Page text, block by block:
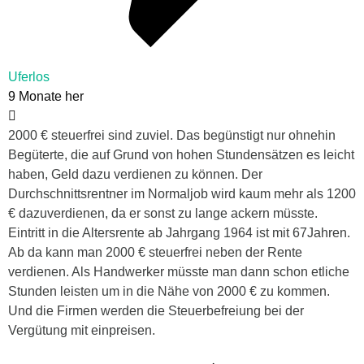
Uferlos
9 Monate her
2000 € steuerfrei sind zuviel. Das begünstigt nur ohnehin
Begüterte, die auf Grund von hohen Stundensätzen es leicht
haben, Geld dazu verdienen zu können. Der
Durchschnittsrentner im Normaljob wird kaum mehr als 1200
€ dazuverdienen, da er sonst zu lange ackern müsste.
Eintritt in die Altersrente ab Jahrgang 1964 ist mit 67Jahren.
Ab da kann man 2000 € steuerfrei neben der Rente
verdienen. Als Handwerker müsste man dann schon etliche
Stunden leisten um in die Nähe von 2000 € zu kommen.
Und die Firmen werden die Steuerbefreiung bei der
Vergütung mit einpreisen.